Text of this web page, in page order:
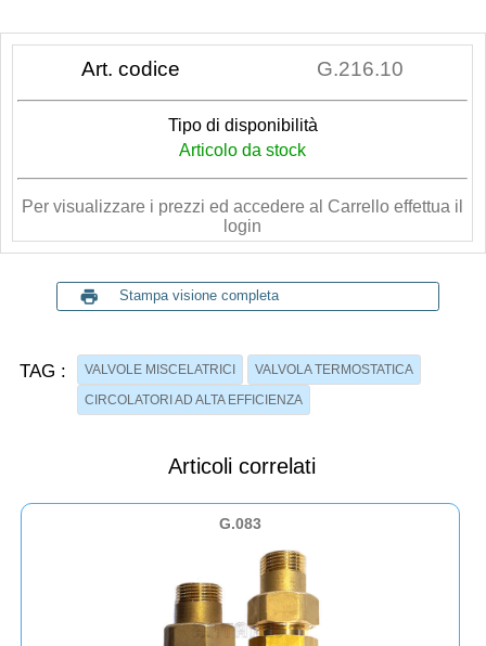
Art. codice G.216.10
Tipo di disponibilità
Articolo da stock
Per visualizzare i prezzi ed accedere al Carrello effettua il
login
print Stampa visione completa
TAG : VALVOLE MISCELATRICI
VALVOLA TERMOSTATICA
CIRCOLATORI AD ALTA EFFICIENZA
Articoli correlati
G.083